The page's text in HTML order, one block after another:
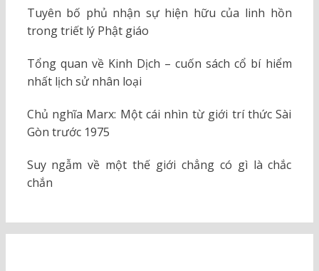
Tuyên bố phủ nhận sự hiện hữu của linh hồn
trong triết lý Phật giáo
Tổng quan về Kinh Dịch – cuốn sách cổ bí hiểm
nhất lịch sử nhân loại
Chủ nghĩa Marx: Một cái nhìn từ giới trí thức Sài
Gòn trước 1975
Suy ngẫm về một thế giới chẳng có gì là chắc
chắn